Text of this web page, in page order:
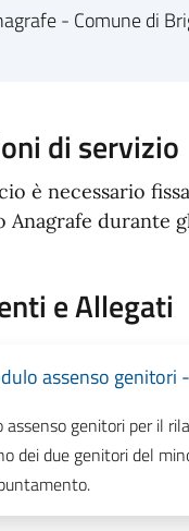
- Comune di
di servizio
è necessario
durante
e Allegati
assenso genitori
assenso genitori per il
dei due genitori del